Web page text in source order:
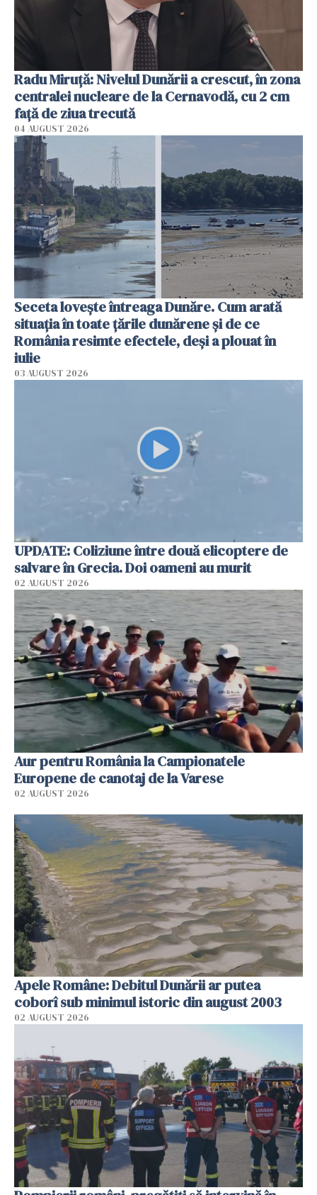
Radu Miruţă: Nivelul Dunării a crescut, în zona
centralei nucleare de la Cernavodă, cu 2 cm
faţă de ziua trecută
04 AUGUST 2026
Seceta lovește întreaga Dunăre. Cum arată
situația în toate țările dunărene și de ce
România resimte efectele, deși a plouat în
iulie
03 AUGUST 2026
UPDATE: Coliziune între două elicoptere de
salvare în Grecia. Doi oameni au murit
02 AUGUST 2026
Aur pentru România la Campionatele
Europene de canotaj de la Varese
02 AUGUST 2026
Apele Române: Debitul Dunării ar putea
coborî sub minimul istoric din august 2003
02 AUGUST 2026